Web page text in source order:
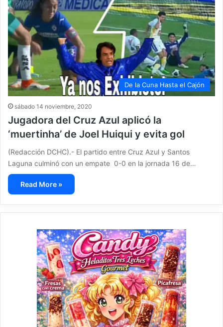
De la Cuna Hasta el Cajón
sábado 14 noviembre, 2020
Jugadora del Cruz Azul aplicó la
‘muertinha’ de Joel Huiqui y evita gol
(Redacción DCHC).- El partido entre Cruz Azul y Santos
Laguna culminó con un empate 0-0 en la jornada 16 de…
Read More »